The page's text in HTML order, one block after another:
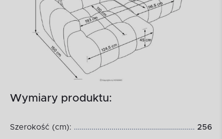
Wymiary produktu:
Szerokość (cm): 256